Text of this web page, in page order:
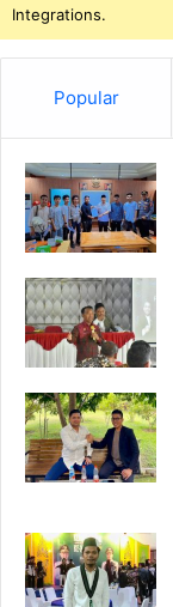
Integrations.
Popular